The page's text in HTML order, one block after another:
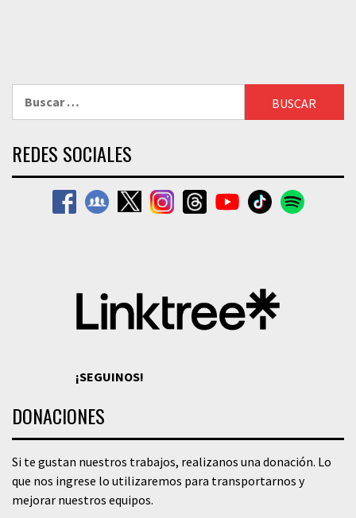
REDES SOCIALES
¡SEGUINOS!
DONACIONES
Si te gustan nuestros trabajos, realizanos una donación. Lo
que nos ingrese lo utilizaremos para transportarnos y
mejorar nuestros equipos.